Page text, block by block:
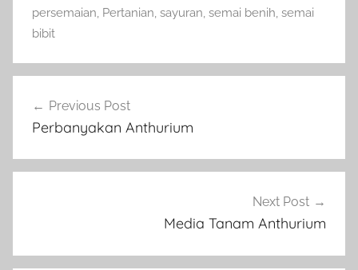
persemaian, Pertanian, sayuran, semai benih, semai
bibit
pos
Previous Post
Perbanyakan Anthurium
Next Post
Media Tanam Anthurium